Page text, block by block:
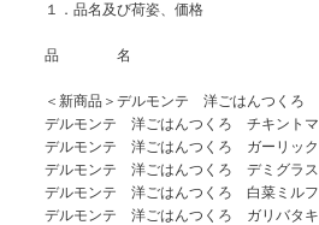
１．品名及び荷姿、価格
品 名
＜新商品＞デルモンテ 洋ごはんつくろ
デルモンテ 洋ごはんつくろ チキント
デルモンテ 洋ごはんつくろ ガーリック
デルモンテ 洋ごはんつくろ デミグラス
デルモンテ 洋ごはんつくろ 白菜ミル
デルモンテ 洋ごはんつくろ ガリバタ